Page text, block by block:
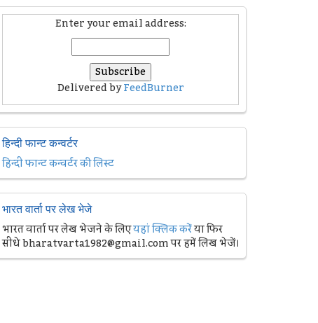
Enter your email address:
Delivered byFeedBurner
हिन्दी फान्ट कन्वर्टर
हिन्दी फान्ट कन्वर्टर की लिस्ट
भारत वार्ता पर लेख भेजे
भारत वार्ता पर लेख भेजने के लिएयहां क्लिक करेंया फिर
सीधे bharatvarta1982@gmail.com पर हमें लिख भेजें।